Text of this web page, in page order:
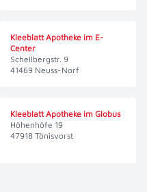
Kleeblatt Apotheke im E-
Center
Schellbergstr. 9
41469 Neuss-Norf
Kleeblatt Apotheke im Globus
Höhenhöfe 19
47918 Tönisvorst